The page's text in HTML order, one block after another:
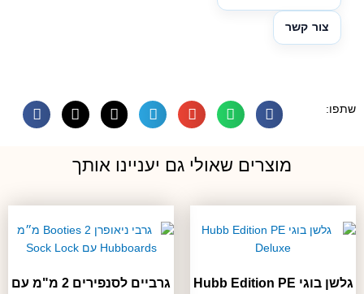
צור קשר
שתפו:
מוצרים שאולי גם יעניינו אותך
גלשן בוגי Hubb Edition PE
גרביים לסנפירים 2 מ"מ עם